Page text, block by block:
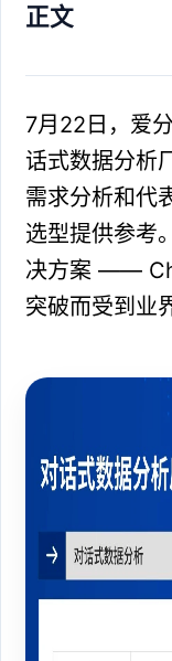
正文
7月22日，爱
话式数据分析
需求分析和代
选型提供参考
决方案 ——
突破而受到业